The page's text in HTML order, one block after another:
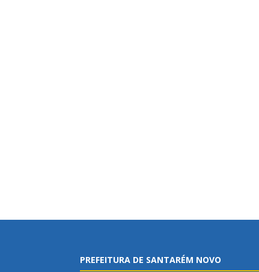
PREFEITURA DE SANTARÉM NOVO